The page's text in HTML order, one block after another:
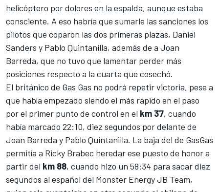
helicóptero por dolores en la espalda, aunque estaba
consciente. A eso habría que sumarle las sanciones los
pilotos que coparon las dos primeras plazas, Daniel
Sanders y Pablo Quintanilla, además de a Joan
Barreda, que no tuvo que lamentar perder más
posiciones respecto a la cuarta que cosechó.
El británico de Gas Gas no podrá repetir victoria, pese a
que había empezado siendo el más rápido en el paso
por el primer punto de control en el km 37, cuando
había marcado 22:10, diez segundos por delante de
Joan Barreda y Pablo Quintanilla. La baja del de GasGas
permitía a Ricky Brabec heredar ese puesto de honor a
partir del km 88, cuando hizo un 58:34 para sacar diez
segundos al español del Monster Energy JB Team,